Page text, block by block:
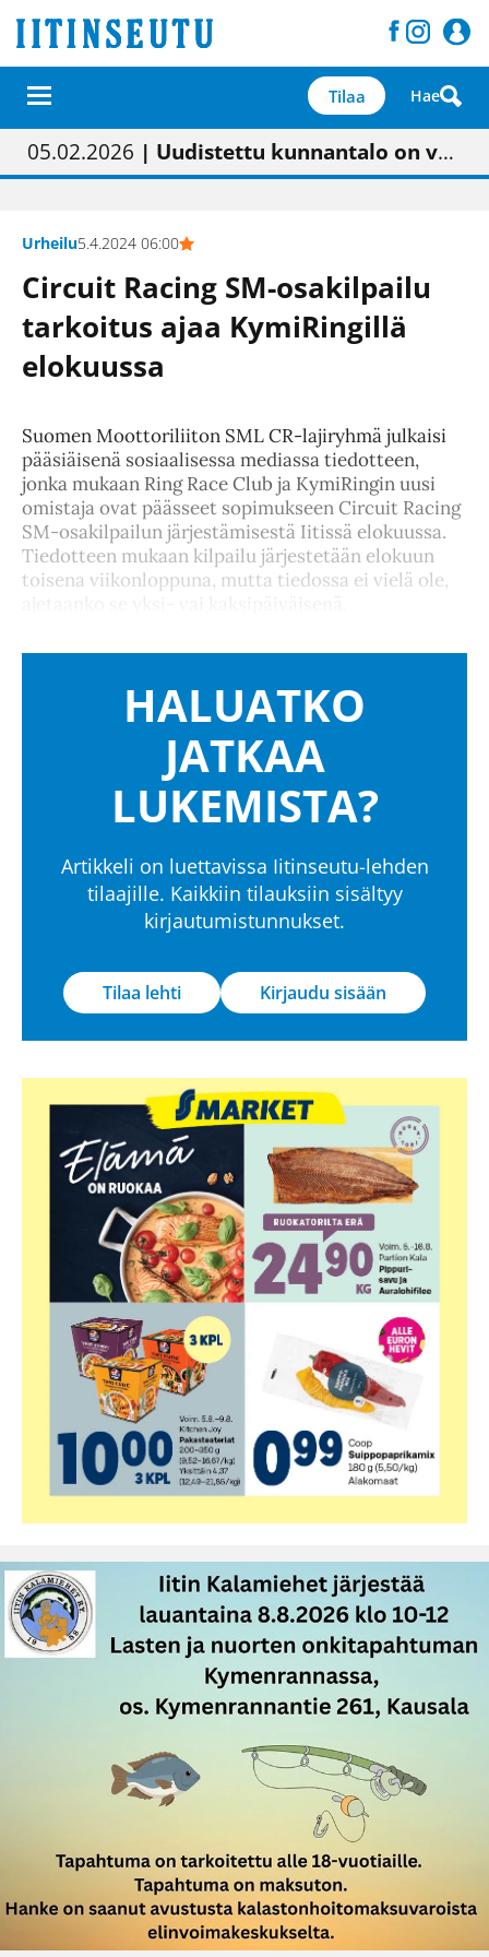
Tilaa Hae
01.02.2026 | Painon vaihtumisen pitäisi näkyä hieman parempana painojäljen laatuna lehdessä
05.02.2026 | Uudistettu kunnantalo on valoisa
23.04.2026 | “Olemme käynnistämässä uudelleen keskustavisiotyön”
09.05.2026| "Maalla on totuttu elämään omavaraisemmin kuin kaupungissa"
Urheilu5.4.2024 06:00
Circuit Racing SM-osakilpailu
tarkoitus ajaa KymiRingillä
elokuussa
Suomen Moottoriliiton SML CR-lajiryhmä julkaisi
pääsiäisenä sosiaalisessa mediassa tiedotteen,
jonka mukaan Ring Race Club ja KymiRingin uusi
omistaja ovat päässeet sopimukseen Circuit Racing
SM-osakilpailun järjestämisestä Iitissä elokuussa.
Tiedotteen mukaan kilpailu järjestetään elokuun
toisena viikonloppuna, mutta tiedossa ei vielä ole,
ajetaanko se yksi- vai kaksipäiväisenä.
HALUATKO
JATKAA
LUKEMISTA?
Artikkeli on luettavissa Iitinseutu-lehden
tilaajille. Kaikkiin tilauksiin sisältyy
kirjautumistunnukset.
Tilaa lehti Kirjaudu sisään